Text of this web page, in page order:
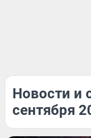
Новости и
сентября